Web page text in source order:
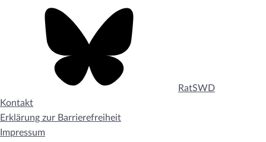
RatSWD
Kontakt
Erklärung zur Barrierefreiheit
Impressum